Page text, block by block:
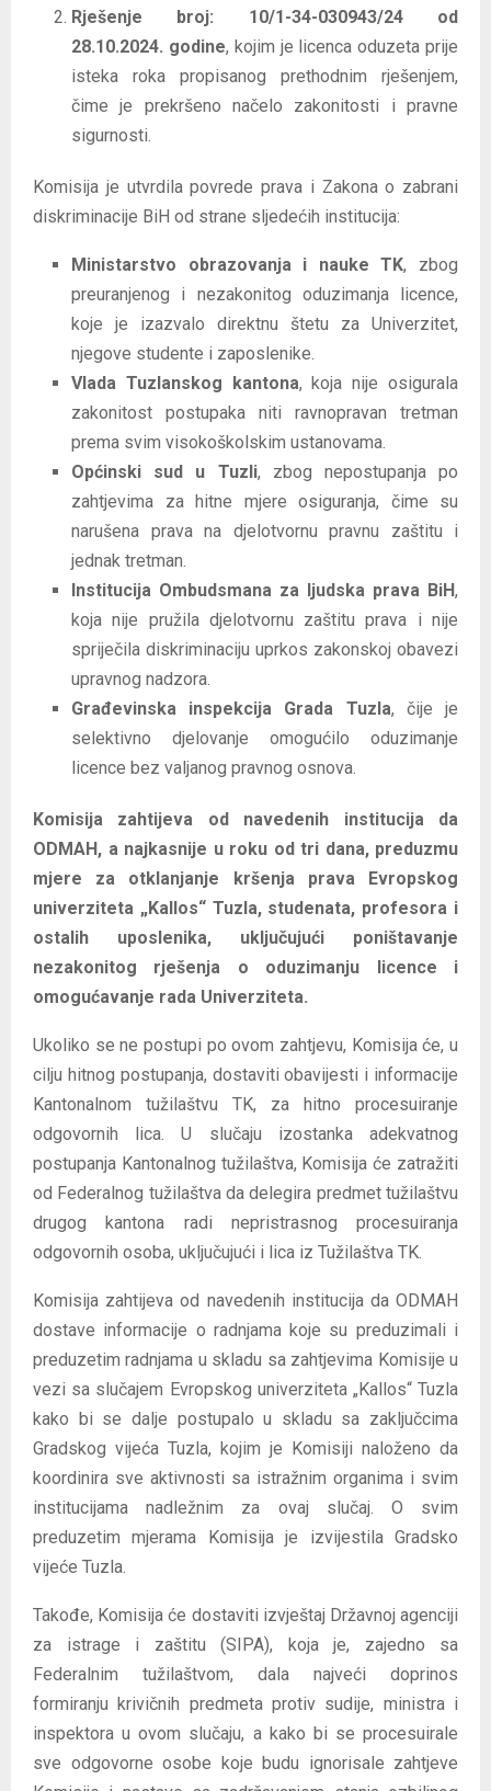
Rješenje broj: 10/1-34-030943/24 od
28.10.2024. godine, kojim je licenca oduzeta prije
isteka roka propisanog prethodnim rješenjem,
čime je prekršeno načelo zakonitosti i pravne
sigurnosti.
Komisija je utvrdila povrede prava i Zakona o zabrani
diskriminacije BiH od strane sljedećih institucija:
Ministarstvo obrazovanja i nauke TK, zbog
preuranjenog i nezakonitog oduzimanja licence,
koje je izazvalo direktnu štetu za Univerzitet,
njegove studente i zaposlenike.
Vlada Tuzlanskog kantona, koja nije osigurala
zakonitost postupaka niti ravnopravan tretman
prema svim visokoškolskim ustanovama.
Općinski sud u Tuzli, zbog nepostupanja po
zahtjevima za hitne mjere osiguranja, čime su
narušena prava na djelotvornu pravnu zaštitu i
jednak tretman.
Institucija Ombudsmana za ljudska prava BiH,
koja nije pružila djelotvornu zaštitu prava i nije
spriječila diskriminaciju uprkos zakonskoj obavezi
upravnog nadzora.
Građevinska inspekcija Grada Tuzla, čije je
selektivno djelovanje omogućilo oduzimanje
licence bez valjanog pravnog osnova.
Komisija zahtijeva od navedenih institucija da
ODMAH, a najkasnije u roku od tri dana, preduzmu
mjere za otklanjanje kršenja prava Evropskog
univerziteta „Kallos“ Tuzla, studenata, profesora i
ostalih uposlenika, uključujući poništavanje
nezakonitog rješenja o oduzimanju licence i
omogućavanje rada Univerziteta.
Ukoliko se ne postupi po ovom zahtjevu, Komisija će, u
cilju hitnog postupanja, dostaviti obavijesti i informacije
Kantonalnom tužilaštvu TK, za hitno procesuiranje
odgovornih lica. U slučaju izostanka adekvatnog
postupanja Kantonalnog tužilaštva, Komisija će zatražiti
od Federalnog tužilaštva da delegira predmet tužilaštvu
drugog kantona radi nepristrasnog procesuiranja
odgovornih osoba, uključujući i lica iz Tužilaštva TK.
Komisija zahtijeva od navedenih institucija da ODMAH
dostave informacije o radnjama koje su preduzimali i
preduzetim radnjama u skladu sa zahtjevima Komisije u
vezi sa slučajem Evropskog univerziteta „Kallos“ Tuzla
kako bi se dalje postupalo u skladu sa zaključcima
Gradskog vijeća Tuzla, kojim je Komisiji naloženo da
koordinira sve aktivnosti sa istražnim organima i svim
institucijama nadležnim za ovaj slučaj. O svim
preduzetim mjerama Komisija je izvijestila Gradsko
vijeće Tuzla.
Takođe, Komisija će dostaviti izvještaj Državnoj agenciji
za istrage i zaštitu (SIPA), koja je, zajedno sa
Federalnim tužilaštvom, dala najveći doprinos
formiranju krivičnih predmeta protiv sudije, ministra i
inspektora u ovom slučaju, a kako bi se procesuirale
sve odgovorne osobe koje budu ignorisale zahtjeve